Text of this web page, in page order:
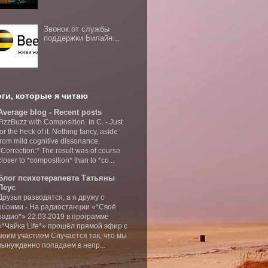
Звонок от службы
поддержки Билайн...
которые я читаю
blog - Recent posts
with Composition. In C. - Just
the heck of it. Nothing fancy, aside
mild cognitive dissonance.
The result was of course
to *composition* than to *co...
психотерапевта Татьяны
разводятся, а я дружу с
- На радиостанции «*Своё
22.03.2019 в программе
Life*» прошёл прямой эфир с
участием Случается так, что мы
попадаем в непр...